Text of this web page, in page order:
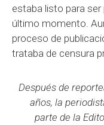
estaba listo para ser
último momento.
proceso de
trataba de censura
Después de
años, la
parte de la